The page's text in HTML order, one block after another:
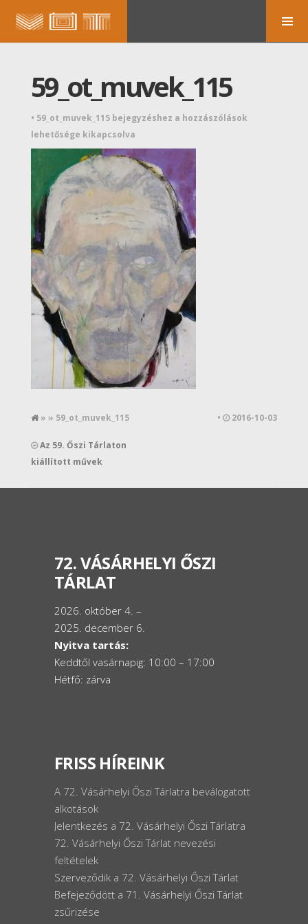
59_ot_muvek_115
• 59_ot_muvek_115 bejegyzéshez a hozzászólások
lehetősége kikapcsolva
» » 59_ot_muvek_115 • 2016-10-03
Az 59. Őszi Tárlaton
kiállított művek
72. VÁSÁRHELYI ŐSZI
TÁRLAT
2026. október 4. –
2025. december 6.
Nyitva tartás:
Keddtől vasárnapig: 10:00 – 17:00
Hétfő: zárva
FRISS HÍREINK
A 72. Vásárhelyi Őszi Tárlatra beválogatott
alkotások
Jelentkezés a 72. Vásárhelyi Őszi Tárlatra
72. Vásárhelyi Őszi Tárlat nevezési
feltételek
Szerveződik a 72. Vásárhelyi Őszi Tárlat
Befejeződött a 71. Vásárhelyi Őszi Tárlat
zsűrizése